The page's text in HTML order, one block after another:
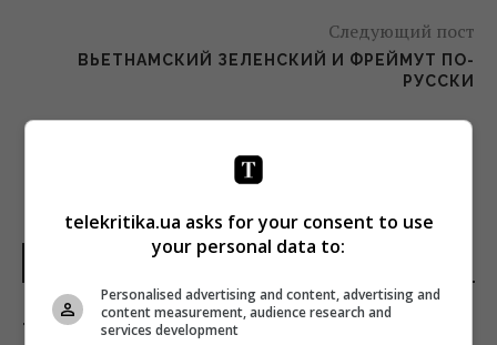
Следующий пост
ВЬЕТНАМСКИЙ ЗЕЛЕНСКИЙ И ФРЕЙМУТ ПО-
РУССКИ
ПОСЛЕДНИЕ НОВОСТИ
Турция закрыла Черное море для судов,
telekritika.ua asks for your consent to use
your personal data to:
Personalised advertising and content, advertising and
content measurement, audience research and
services development